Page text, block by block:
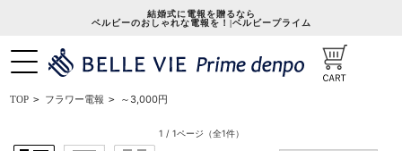
結婚式に電報を贈るなら
ベルビーのおしゃれな電報を！|ベルビープライム
TOP > フラワー電報 > ～3,000円
1 / 1ページ （全1件）